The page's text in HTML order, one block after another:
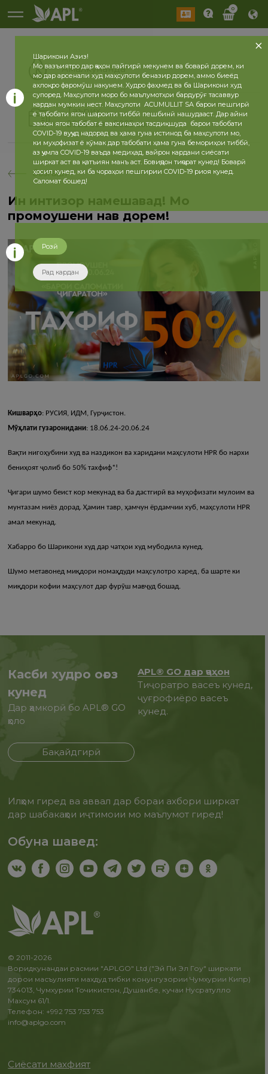
0
Амалкунанда
Таърих
2026 сол 2025 сол
бозгашт
Ин интизор намешавад! Мо
промоушени нав дорем!
Кишварҳо: РУСИЯ, ИДМ, Гурҷистон.
Мӯҳлати гузаронидани: 18.06.24-20.06.24
Вақти нигоҳубини худ ва наздикон ва харидани маҳсулоти HPR бо нархи
бениҳоят ҷолиб бо 50% тахфиф*!
Ҷигари шумо беист кор мекунад ва ба дастгирӣ ва муҳофизати мулоим ва
мунтазам ниёз дорад. Ҳамин тавр, ҳамчун ёрдамчии хуб, маҳсулоти HPR
амал мекунад.
Хабарро бо Шарикони худ дар чатҳои худ мубодила кунед.
Шумо метавонед миқдори номаҳдуди маҳсулотро харед, ба шарте ки
миқдори кофии маҳсулот дар фурӯш мавҷуд бошад.
Касби худро оғоз
кунед
Дар ҳамкорӣ бо APL® GO
ҳоло
Бақайдгирӣ
APL® GO дар ҷаҳон
Тиҷоратро васеъ кунед,
ҷуғрофиёро васеъ
кунед.
Илҳом гиред ва аввал дар бораи ахбори ширкат
дар шабакаҳои иҷтимоии мо маълумот гиред!
Обуна шавед:
© 2011-2026
Воридкунандаи расмии "APLGO" Ltd ("Эй Пи Эл Гоу" ширкати
дорои масъулияти махдуд тибки конунгузории Чумхурии Кипр)
734013, Чумхурии Точикистон, Душанбе, кучаи Нусратулло
Махсум 61/1.
Телефон: +992 753 753 753
info@aplgo.com
Сиёсати махфият
Шарикони Азиз!
Мо вазъиятро дар ҷаҳон пайгирӣ мекунем ва боварӣ дорем, ки
мо дар арсенали худ маҳсулоти беназир дорем, аммо биеёд
ахлоқро фаромӯш накунем. Худро фаҳмед ва ба Шарикони худ
супоред. Маҳсулоти моро бо маълумотҳои бардурӯғ тасаввур
кардан мумкин нест. Маҳсулоти ACUMULLIT SA барои пешгирӣ
ё табобати ягон шароити тиббӣ пешбинӣ нашудааст. Дар айни
замон ягон табобат ё ваксинаҳои тасдиқшуда барои табобати
COVID-19 вуҷуд надорад ва ҳама гуна истинод ба маҳсулоти мо,
ки муҳофизат ё кӯмак дар табобати ҳама гуна бемориҳои тиббӣ,
аз ҷумла COVID-19 ваъда медиҳад, вайрон кардани сиёсати
ширкат аст ва қатъиян манъ аст. Бовиҷдон тиҷорат кунед! Боварӣ
ҳосил кунед, ки ба чораҳои пешгирии COVID-19 риоя кунед.
Саломат бошед!
Розӣ
Рад кардан